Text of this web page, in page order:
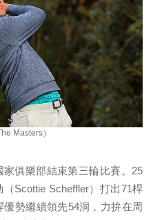
Masters）
俱樂部結束第三輪比賽。25
Scottie Scheffler）打出71桿
勢繼續領先54洞，力拚在周